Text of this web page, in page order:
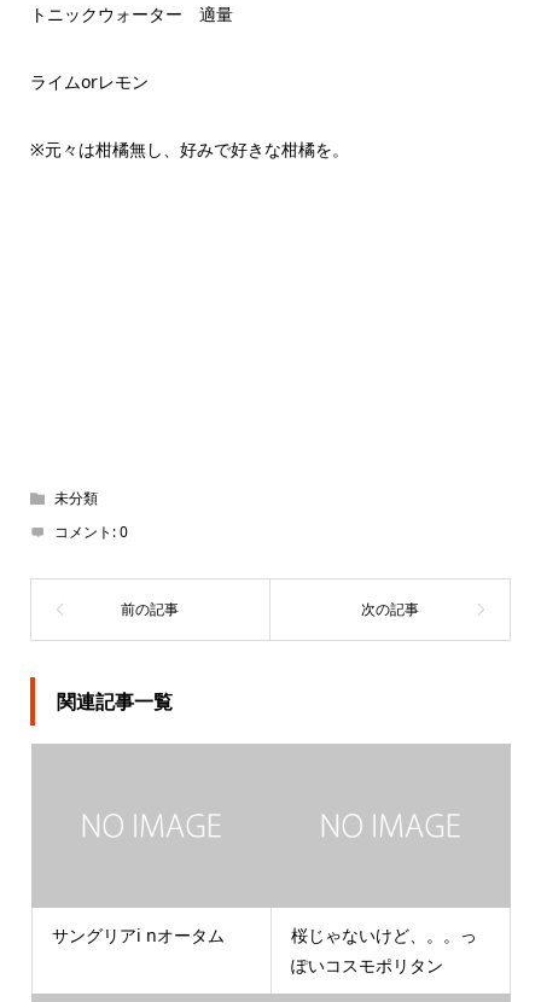
トニックウォーター 適量
ライムorレモン
※元々は柑橘無し、好みで好きな柑橘を。
未分類
コメント:0
関連記事一覧
サングリアi nオータム
桜じゃないけど、。。っ
ぽいコスモポリタン